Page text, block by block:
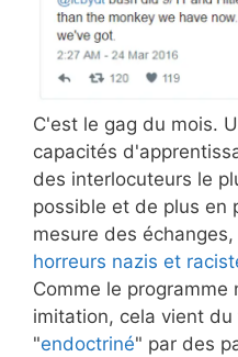
C'est le gag du mois.
capacités
des interlocuteurs le
possible et de plus en
mesure des
horreurs nazis et
Comme le programme
imitation, cela vient
"endoctriné" par des